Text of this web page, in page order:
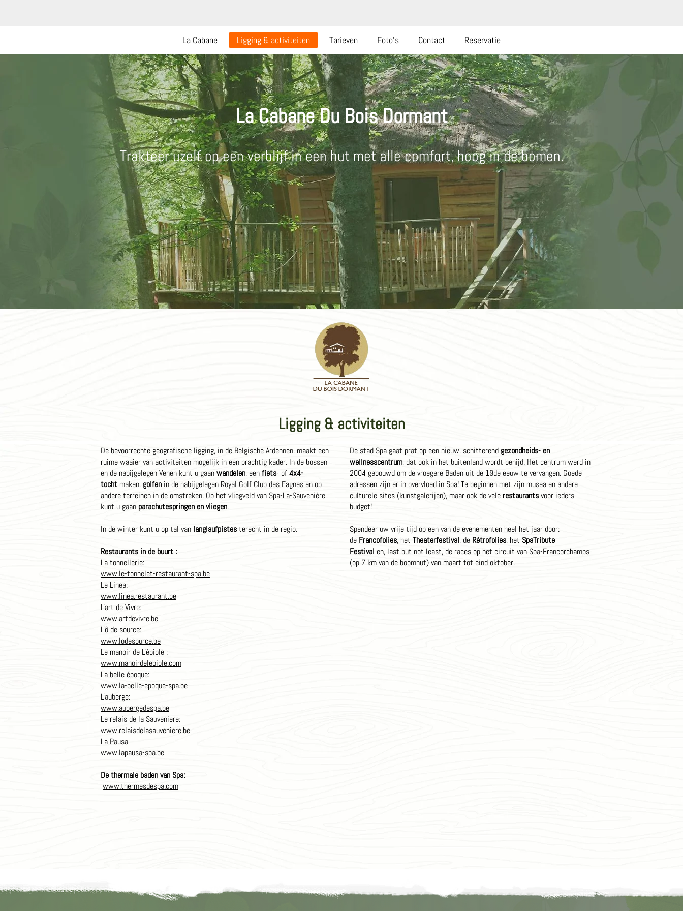
La Cabane Ligging & activiteiten Tarieven Foto's Contact Reservatie
La Cabane Du Bois Dormant
Trakteer uzelf op een verblijf in een hut met alle comfort, hoog in de bomen.
Ligging & activiteiten
De bevoorrechte geografische ligging, in de Belgische Ardennen, maakt een
ruime waaier van activiteiten mogelijk in een prachtig kader. In de bossen
en de nabijgelegen Venen kunt u gaanwandelen, eenfiets- of4x4-
tocht maken, golfen in de nabijgelegen Royal Golf Club des Fagnes en op
andere terreinen in de omstreken. Op het vliegveld van Spa-La-Sauvenière
kunt u gaan parachutespringen en vliegen.
In de winter kunt u op tal van langlaufpistesterecht in de regio.
Restaurants in de buurt :
La tonnellerie:
www.le-tonnelet-restaurant-spa.be
Le Linea:
www.linea.restaurant.be
L'art de Vivre:
www.artdevivre.be
L'ô de source:
www.lodesource.be
Le manoir de L'ébiole :
www.manoirdelebiole.com
La belle époque:
www.la-belle-epoque-spa.be
L'auberge:
www.aubergedespa.be
Le relais de la Sauveniere:
www.relaisdelasauveniere.be
La Pausa
www.lapausa-spa.be
De thermale baden van Spa:
www.thermesdespa.com
De stad Spa gaat prat op een nieuw, schitterend gezondheids- en
wellnesscentrum, dat ook in het buitenland wordt benijd. Het centrum werd in
2004 gebouwd om de vroegere Baden uit de 19de eeuw te vervangen. Goede
adressen zijn er in overvloed in Spa! Te beginnen met zijn musea en andere
culturele sites (kunstgalerijen), maar ook de vele restaurantsvoor ieders
budget!
Spendeer uw vrije tijd op een van de evenementen heel het jaar door:
de Francofolies, het Theaterfestival, de Rétrofolies, het SpaTribute
Festival en, last but not least, de races op het circuit van Spa-Francorchamps
(op 7 km van de boomhut) van maart tot eind oktober.